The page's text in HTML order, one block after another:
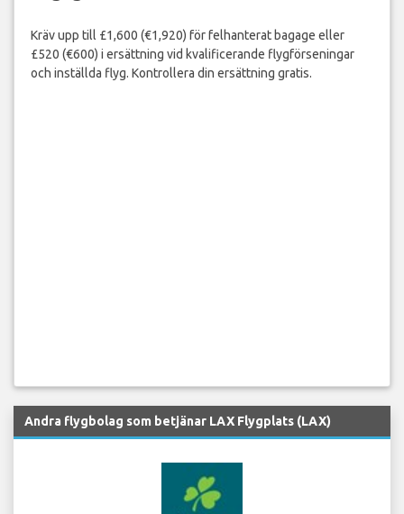
Kräv upp till £1,600 (€1,920) för felhanterat bagage eller
£520 (€600) i ersättning vid kvalificerande flygförseningar
och inställda flyg. Kontrollera din ersättning gratis.
Andra flygbolag som betjänar LAX Flygplats (LAX)